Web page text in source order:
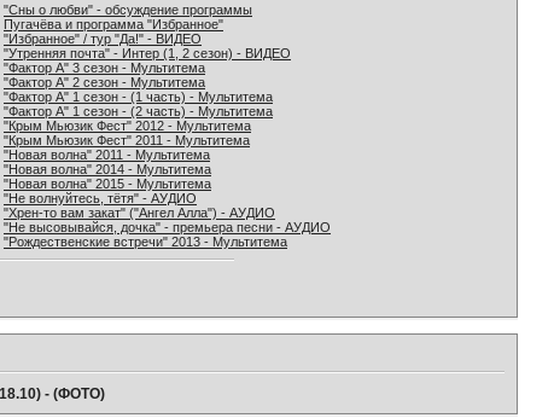
"Сны о любви" - обсуждение программы
Пугачёва и программа "Избранное"
"Избранное" / тур "Да!" - ВИДЕО
"Утренняя почта" - Интер (1, 2 сезон) - ВИДЕО
"Фактор А" 3 сезон - Мультитема
"Фактор А" 2 сезон - Мультитема
"Фактор А" 1 сезон - (1 часть) - Мультитема
"Фактор А" 1 сезон - (2 часть) - Мультитема
"Крым Мьюзик Фест" 2012 - Мультитема
"Крым Мьюзик Фест" 2011 - Мультитема
"Новая волна" 2011 - Мультитема
"Новая волна" 2014 - Мультитема
"Новая волна" 2015 - Мультитема
"Не волнуйтесь, тётя" - АУДИО
"Хрен-то вам закат" ("Ангел Алла") - АУДИО
"Не высовывайся, дочка" - премьера песни - АУДИО
"Рождественские встречи" 2013 - Мультитема
- (ФОТО)